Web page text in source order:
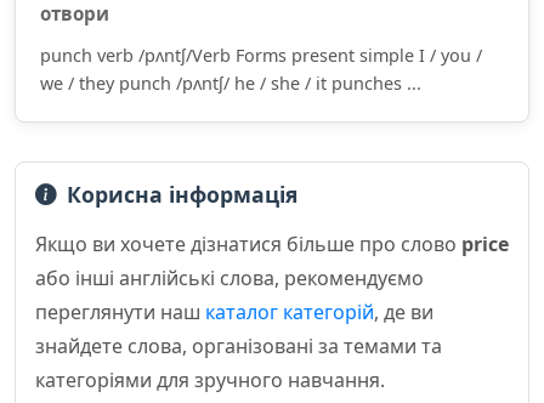
отвори
punch verb /pʌntʃ/Verb Forms present simple I / you /
we / they punch /pʌntʃ/ he / she / it punches ...
Корисна інформація
Якщо ви хочете дізнатися більше про слово price
або інші англійські слова, рекомендуємо
переглянути наш каталог категорій, де ви
знайдете слова, організовані за темами та
категоріями для зручного навчання.